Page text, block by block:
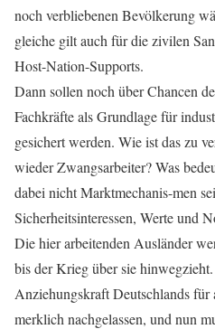
noch verbliebenen Bevölkerung
gleiche gilt auch für die zivilen
Host-Nation-Supports.
Dann sollen noch über Chancen
Fachkräfte als Grundlage für
gesichert werden. Wie ist das zu
wieder Zwangsarbeiter? Was
dabei nicht Marktmechanis-men
Sicherheitsinteressen, Werte und
Die hier arbeitenden Ausländer
bis der Krieg über sie
Anziehungskraft Deutschlands
merklich nachgelassen, und nun